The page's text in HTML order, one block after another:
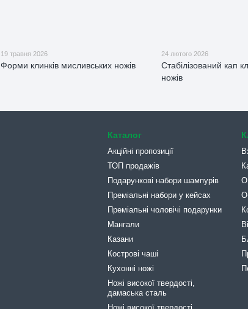
19 травня 2026
Форми клинків мисливських ножів
24 лютого 2026
Стабілізований кап
ножів
Каталог
Акційні пропозиції
ТОП продажів
Подарункові набори шампурів
Преміальні набори у кейсах
Преміальні чоловічі подарунки
Мангали
Казани
Кострові чаші
Кухонні ножі
Ножі високої твердості,
дамаська сталь